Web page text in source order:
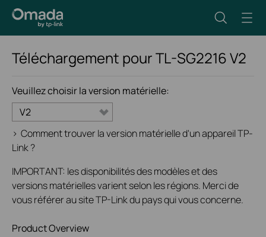
Téléchargement pourTL-SG2216V2
Veuillez choisir la version matérielle:
V2
> Comment trouver la version matérielle d'un appareil TP-
Link ?
IMPORTANT: les disponibilités des modèles et des
versions matérielles varient selon les régions. Merci de
vous référer au site TP-Link du pays qui vous concerne.
Product Overview